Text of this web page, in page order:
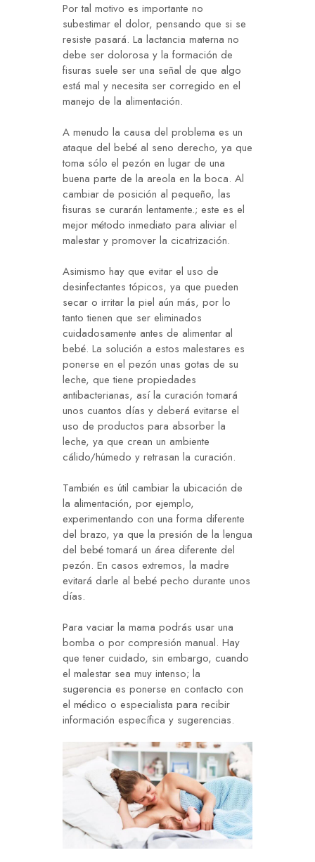
Por tal motivo es importante no
subestimar el dolor, pensando que si se
resiste pasará. La lactancia materna no
debe ser dolorosa y la formación de
fisuras suele ser una señal de que algo
está mal y necesita ser corregido en el
manejo de la alimentación.
A menudo la causa del problema es un
ataque del bebé al seno derecho, ya que
toma sólo el pezón en lugar de una
buena parte de la areola en la boca. Al
cambiar de posición al pequeño, las
fisuras se curarán lentamente.; este es el
mejor método inmediato para aliviar el
malestar y promover la cicatrización.
Asimismo hay que evitar el uso de
desinfectantes tópicos, ya que pueden
secar o irritar la piel aún más, por lo
tanto tienen que ser eliminados
cuidadosamente antes de alimentar al
bebé. La solución a estos malestares es
ponerse en el pezón unas gotas de su
leche, que tiene propiedades
antibacterianas, así la curación tomará
unos cuantos días y deberá evitarse el
uso de productos para absorber la
leche, ya que crean un ambiente
cálido/húmedo y retrasan la curación.
También es útil cambiar la ubicación de
la alimentación, por ejemplo,
experimentando con una forma diferente
del brazo, ya que la presión de la lengua
del bebé tomará un área diferente del
pezón. En casos extremos, la madre
evitará darle al bebé pecho durante unos
días.
Para vaciar la mama podrás usar una
bomba o por compresión manual. Hay
que tener cuidado, sin embargo, cuando
el malestar sea muy intenso; la
sugerencia es ponerse en contacto con
el médico o especialista para recibir
información específica y sugerencias.